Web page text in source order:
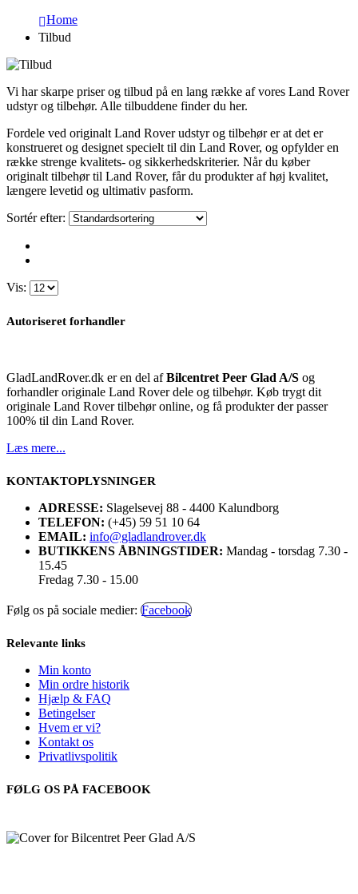
Home
Tilbud
Vi har skarpe priser og tilbud på en lang række af vores Land Rover
udstyr og tilbehør. Alle tilbuddene finder du her.
Fordele ved originalt Land Rover udstyr og tilbehør er at det er
konstrueret og designet specielt til din Land Rover, og opfylder en
række strenge kvalitets- og sikkerhedskriterier. Når du køber
originalt tilbehør til Land Rover, får du produkter af høj kvalitet,
længere levetid og ultimativ pasform.
Sortér efter:
Vis:
Autoriseret forhandler
GladLandRover.dk er en del afBilcentret Peer Glad A/S og
forhandler originale Land Rover dele og tilbehør. Køb trygt dit
originale Land Rover tilbehør online, og få produkter der passer
100% til din Land Rover.
Læs mere...
KONTAKTOPLYSNINGER
ADRESSE: Slagelsevej 88 - 4400 Kalundborg
TELEFON: (+45) 59 51 10 64
EMAIL: info@gladlandrover.dk
BUTIKKENS ÅBNINGSTIDER: Mandag - torsdag 7.30 -
15.45
Fredag 7.30 - 15.00
Følg os på sociale medier: Facebook
Relevante links
Min konto
Min ordre historik
Hjælp & FAQ
Betingelser
Hvem er vi?
Kontakt os
Privatlivspolitik
FØLG OS PÅ FACEBOOK